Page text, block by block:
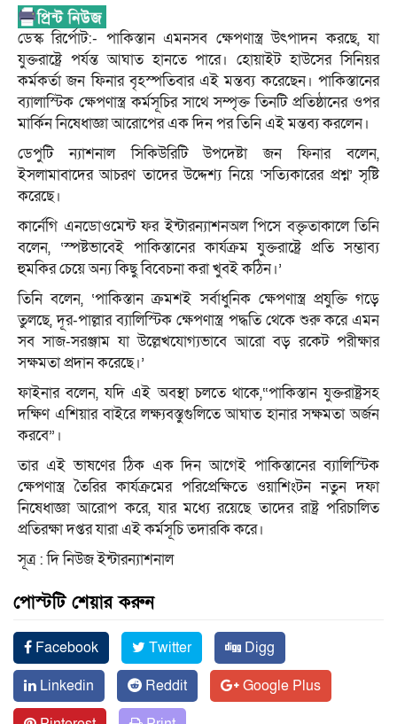
ডেস্ক রির্পোট:- পাকিস্তান এমনসব ক্ষেপণাস্ত্র উৎপাদন করছে, যা
যুক্তরাষ্ট্রে পর্যন্ত আঘাত হানতে পারে। হোয়াইট হাউসের সিনিয়র
কর্মকর্তা জন ফিনার বৃহস্পতিবার এই মন্তব্য করেছেন। পাকিস্তানের
ব্যালাস্টিক ক্ষেপণাস্ত্র কর্মসূচির সাথে সম্পৃক্ত তিনটি প্রতিষ্ঠানের ওপর
মার্কিন নিষেধাজ্ঞা আরোপের এক দিন পর তিনি এই মন্তব্য করলেন।
ডেপুটি ন্যাশনাল সিকিউরিটি উপদেষ্টা জন ফিনার বলেন,
ইসলামাবাদের আচরণ তাদের উদ্দেশ্য নিয়ে ‘সত্যিকারের প্রশ্ন’ সৃষ্টি
করেছে।
কার্নেগি এনডোওমেন্ট ফর ইন্টারন্যাশনঅল পিসে বক্তৃতাকালে তিনি
বলেন, ‘স্পষ্টভাবেই পাকিস্তানের কার্যক্রম যুক্তরাষ্ট্রে প্রতি সম্ভাব্য
হুমকির চেয়ে অন্য কিছু বিবেচনা করা খুবই কঠিন।’
তিনি বলেন, ‘পাকিস্তান ক্রমশই সর্বাধুনিক ক্ষেপণাস্ত্র প্রযুক্তি গড়ে
তুলছে, দূর-পাল্লার ব্যালিস্টিক ক্ষেপণাস্ত্র পদ্ধতি থেকে শুরু করে এমন
সব সাজ-সরঞ্জাম যা উল্লেখযোগ্যভাবে আরো বড় রকেট পরীক্ষার
সক্ষমতা প্রদান করেছে।’
ফাইনার বলেন, যদি এই অবস্থা চলতে থাকে,“পাকিস্তান যুক্তরাষ্ট্রসহ
দক্ষিণ এশিয়ার বাইরে লক্ষ্যবস্তুগুলিতে আঘাত হানার সক্ষমতা অর্জন
করবে”।
তার এই ভাষণের ঠিক এক দিন আগেই পাকিস্তানের ব্যালিস্টিক
ক্ষেপণাস্ত্র তৈরির কার্যক্রমের পরিপ্রেক্ষিতে ওয়াশিংটন নতুন দফা
নিষেধাজ্ঞা আরোপ করে, যার মধ্যে রয়েছে তাদের রাষ্ট্র পরিচালিত
প্রতিরক্ষা দপ্তর যারা এই কর্মসূচি তদারকি করে।
সূত্র : দি নিউজ ইন্টারন্যাশনাল
পোস্টটি শেয়ার করুন
Facebook Twitter
Digg
Linkedin
Reddit
Google Plus